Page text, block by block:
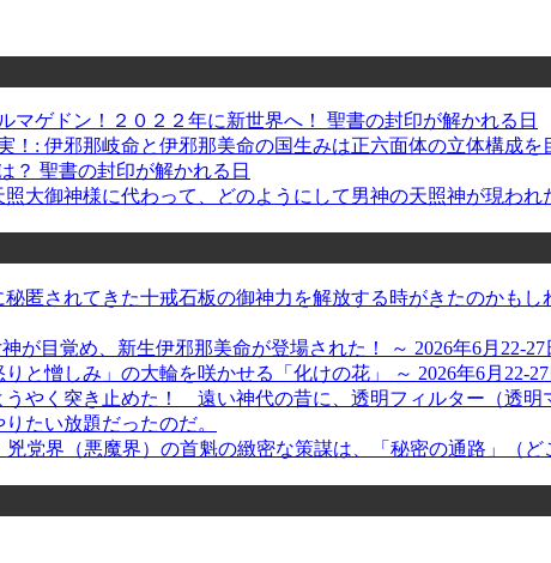
ゲドン！２０２２年に新世界へ！ 聖書の封印が解かれる日
: 伊邪那岐命と伊邪那美命の国生みは正六面体の立体構成
？ 聖書の封印が解かれる日
大御神様に代わって、どのようにして男神の天照神が現われ
匿されてきた十戒石板の御神力を解放する時がきたのかも
が目覚め、新生伊邪那美命が登場された！ ～ 2026年6月22-
と憎しみ」の大輪を咲かせる「化けの花」 ～ 2026年6月22-
うやく突き止めた！ 遠い神代の昔に、透明フィルター（透
たい放題だったのだ。
党界（悪魔界）の首魁の緻密な策謀は、「秘密の通路」（